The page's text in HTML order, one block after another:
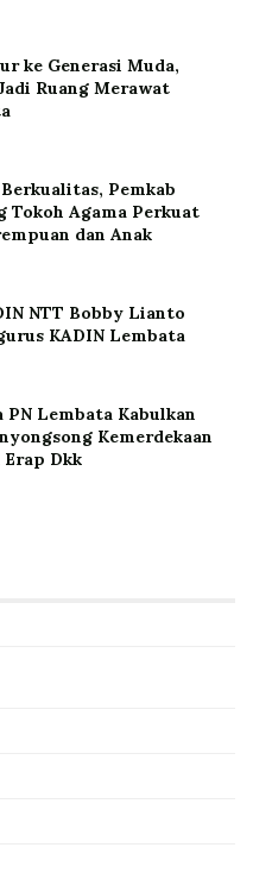
ke Generasi Muda,
Ruang Merawat
Pemkab
Tokoh Agama Perkuat
dan Anak
NTT Bobby Lianto
KADIN Lembata
PN Lembata Kabulkan
Kemerdekaan
Dkk